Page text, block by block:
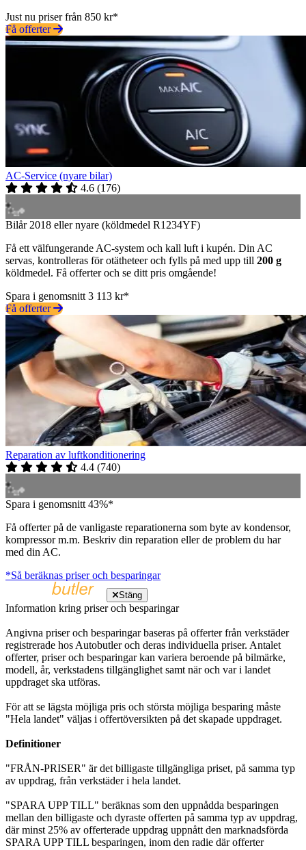
Just nu priser från 850 kr*
Få offerter
AC-Service (nyare bilar)
4.6 (176)
Bilår 2018 eller nyare (köldmedel R1234YF)
Få ett välfungerande AC-system och kall luft i kupén. Din AC
servas, kontrolleras för otätheteer och fylls på med upp till 200 g
köldmedel. Få offerter och se ditt pris omgående!
Spara i genomsnitt 3 113 kr*
Få offerter
Reparation av luftkonditionering
4.4 (740)
Spara i genomsnitt 43%*
Få offerter på de vanligaste reparationerna som byte av kondensor,
kompressor m.m. Beskriv din reparation eller de problem du har
med din AC.
*Så beräknas priser och besparingar
Stäng
Information kring priser och besparingar
Angivna priser och besparingar baseras på offerter från verkstäder
registrerade hos Autobutler och deras individuella priser. Antalet
offerter, priser och besparingar kan variera beroende på bilmärke,
modell, år, verkstadens tillgänglighet samt när och var i landet
uppdraget ska utföras.
För att se lägsta möjliga pris och största möjliga besparing måste
"Hela landet" väljas i offertöversikten på det skapade uppdraget.
Definitioner
"FRÅN-PRISER" är det billigaste tillgängliga priset, på samma typ
av uppdrag, från verkstäder i hela landet.
"SPARA UPP TILL" beräknas som den uppnådda besparingen
mellan den billigaste och dyraste offerten på samma typ av uppdrag,
där minst 25% av offerterade uppdrag uppnått den marknadsförda
SPARA UPP TILL besparingen, inom den radie där offerter